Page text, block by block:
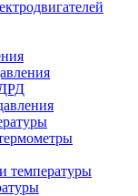
температуры